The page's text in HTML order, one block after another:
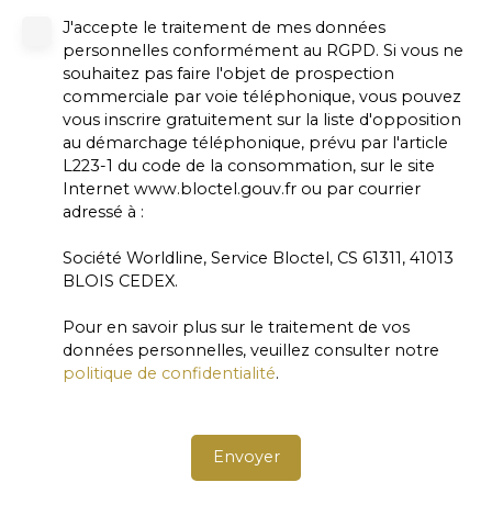
J'accepte le traitement de mes données
personnelles conformément au RGPD. Si vous ne
souhaitez pas faire l'objet de prospection
commerciale par voie téléphonique, vous pouvez
vous inscrire gratuitement sur la liste d'opposition
au démarchage téléphonique, prévu par l'article
L223-1 du code de la consommation, sur le site
Internet www.bloctel.gouv.fr ou par courrier
adressé à :
Société Worldline, Service Bloctel, CS 61311, 41013
BLOIS CEDEX.
Pour en savoir plus sur le traitement de vos
données personnelles, veuillez consulter notre
politique de confidentialité.
Envoyer